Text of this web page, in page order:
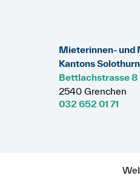
Mieterinnen- und
Kantons Solothurn
Bettlachstrasse 8
2540 Grenchen
032 652 01 71